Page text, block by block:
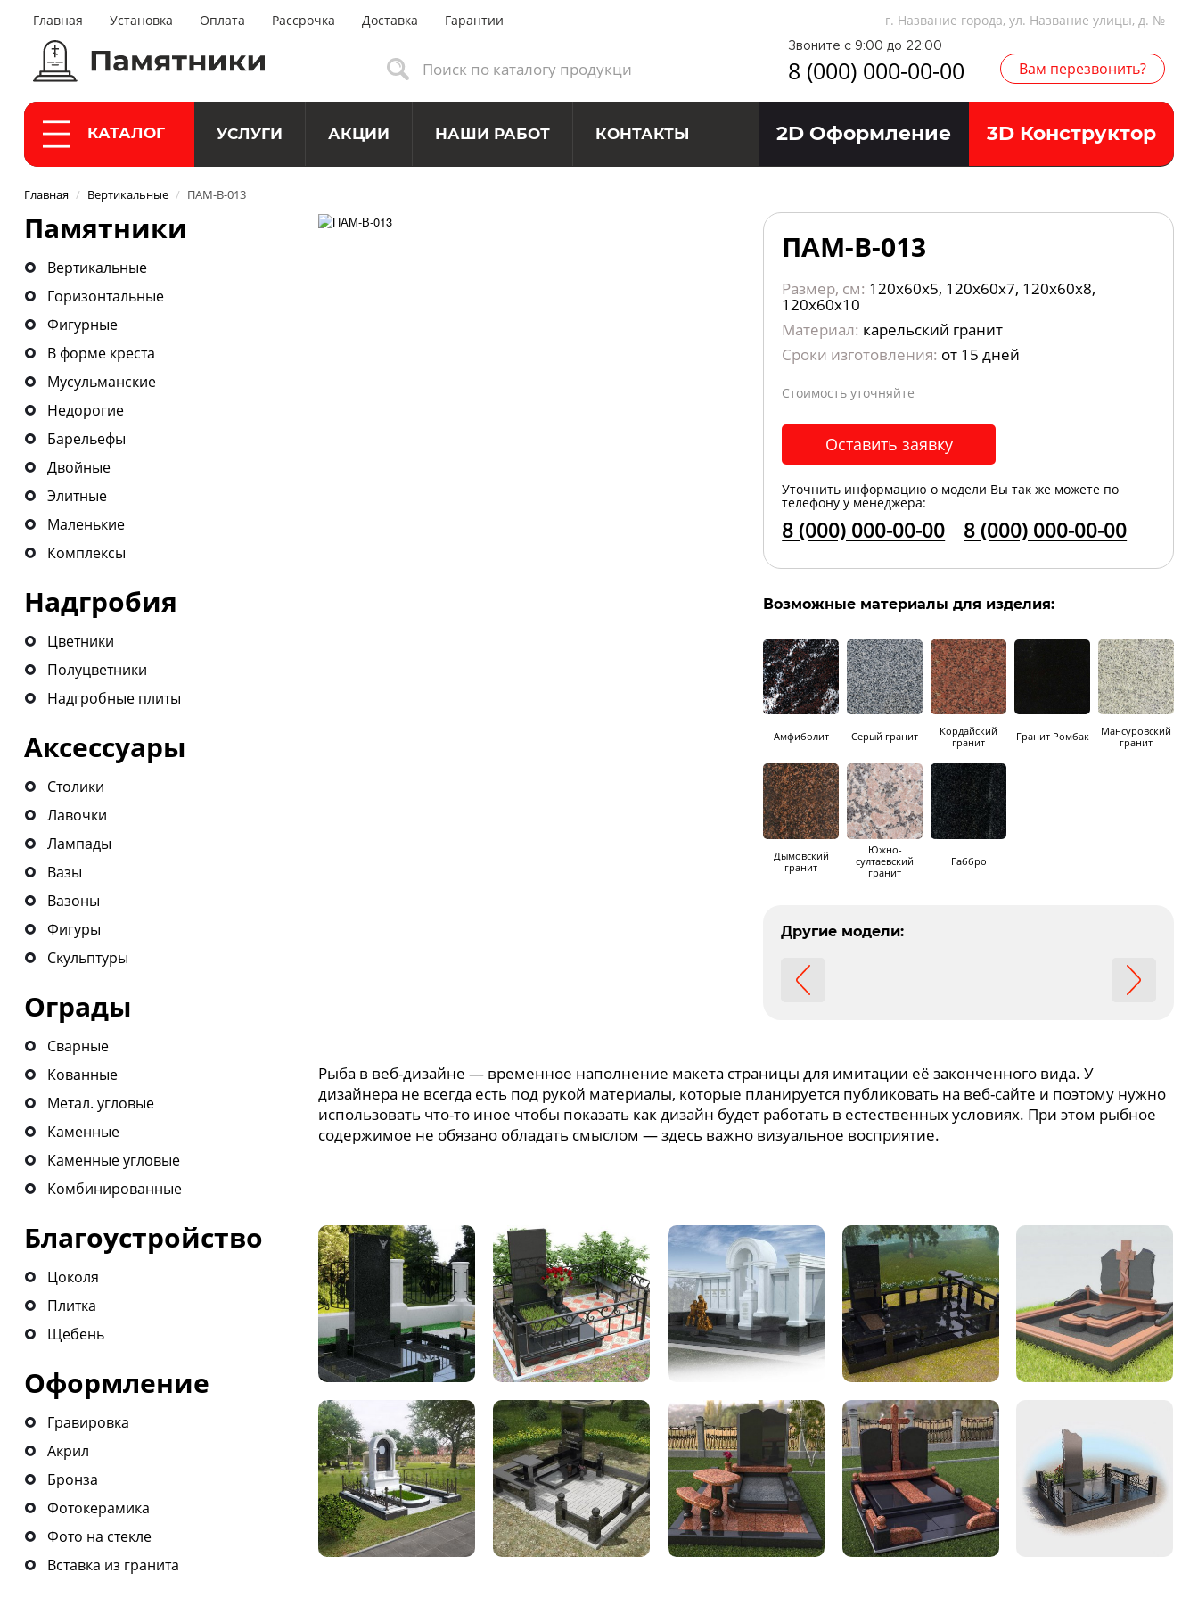
Главная Установка Оплата Рассрочка Доставка Гарантии г. Название города, ул. Название улицы, д. №
Звоните с 9:00 до 22:00
8 (000) 000-00-00 Вам перезвонить?
КАТАЛОГ УСЛУГИ АКЦИИ НАШИ РАБОТ КОНТАКТЫ 3D Конструктор
2D Оформление
Главная / Вертикальные / ПАМ-В-013
Памятники
Вертикальные
Горизонтальные
Фигурные
В форме креста
Мусульманские
Недорогие
Барельефы
Двойные
Элитные
Маленькие
Комплексы
Надгробия
Цветники
Полуцветники
Надгробные плиты
Аксессуары
Столики
Лавочки
Лампады
Вазы
Вазоны
Фигуры
Скульптуры
Ограды
Сварные
Кованные
Метал. угловые
Каменные
Каменные угловые
Комбинированные
Благоустройство
Цоколя
Плитка
Щебень
Оформление
Гравировка
Акрил
Бронза
Фотокерамика
Фото на стекле
Вставка из гранита
ПАМ-В-013
Размер, см: 120х60х5, 120х60х7, 120х60х8,
120х60х10
Материал: карельский гранит
Сроки изготовления: от 15 дней
Стоимость уточняйте
Оставить заявку
Уточнить информацию о модели Вы так же можете по
телефону у менеджера:
8 (000) 000-00-00 8 (000) 000-00-00
Возможные материалы для изделия:
Амфиболит Серый гранит
Кордайский
гранит
Гранит Ромбак
Мансуровский
гранит
Дымовский
гранит
Южно-
султаевский
гранит
Габбро
Другие модели:
Рыба в веб-дизайне — временное наполнение макета страницы для имитации её законченного вида. У
дизайнера не всегда есть под рукой материалы, которые планируется публиковать на веб-сайте и поэтому нужно
использовать что-то иное чтобы показать как дизайн будет работать в естественных условиях. При этом рыбное
содержимое не обязано обладать смыслом — здесь важно визуальное восприятие.